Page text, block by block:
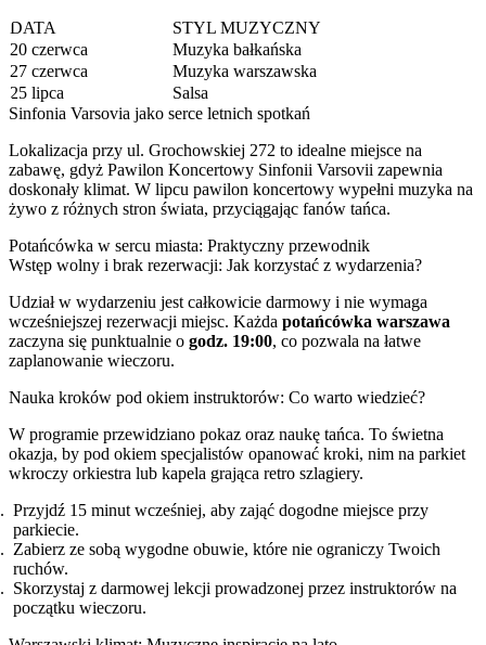
DATA
STYL MUZYCZNY
20 czerwca
Muzyka bałkańska
27 czerwca
Muzyka warszawska
25 lipca
Salsa
Sinfonia Varsovia jako serce letnich spotkań
Lokalizacja przy ul. Grochowskiej 272 to idealne miejsce na
zabawę, gdyż Pawilon Koncertowy Sinfonii Varsovii zapewnia
doskonały klimat. W lipcu pawilon koncertowy wypełni muzyka na
żywo z różnych stron świata, przyciągając fanów tańca.
Potańcówka w sercu miasta: Praktyczny przewodnik
Wstęp wolny i brak rezerwacji: Jak korzystać z wydarzenia?
Udział w wydarzeniu jest całkowicie darmowy i nie wymaga
wcześniejszej rezerwacji miejsc. Każda potańcówka warszawa
zaczyna się punktualnie o godz. 19:00, co pozwala na łatwe
zaplanowanie wieczoru.
Nauka kroków pod okiem instruktorów: Co warto wiedzieć?
W programie przewidziano pokaz oraz naukę tańca. To świetna
okazja, by pod okiem specjalistów opanować kroki, nim na parkiet
wkroczy orkiestra lub kapela grająca retro szlagiery.
Przyjdź 15 minut wcześniej, aby zająć dogodne miejsce przy
parkiecie.
Zabierz ze sobą wygodne obuwie, które nie ograniczy Twoich
ruchów.
Skorzystaj z darmowej lekcji prowadzonej przez instruktorów na
początku wieczoru.